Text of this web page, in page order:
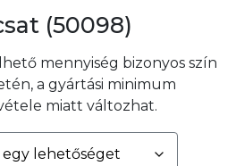
(50098)
mennyiség bizonyos szín
a gyártási minimum
miatt változhat.